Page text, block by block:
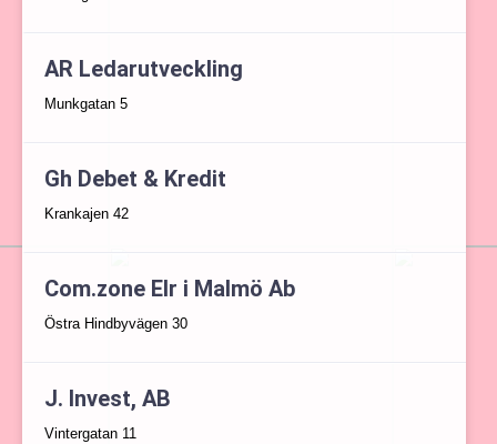
AR Ledarutveckling
Munkgatan 5
Gh Debet & Kredit
Krankajen 42
Com.zone Elr i Malmö Ab
Östra Hindbyvägen 30
J. Invest, AB
Vintergatan 11